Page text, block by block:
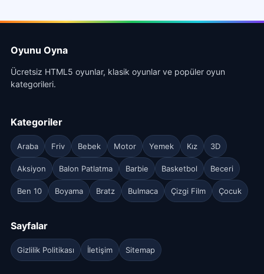
Oyunu Oyna
Ücretsiz HTML5 oyunlar, klasik oyunlar ve popüler oyun
kategorileri.
Kategoriler
Araba Friv Bebek Motor Yemek Kız 3D
Aksiyon Balon Patlatma Barbie Basketbol Beceri
Ben 10 Boyama Bratz Bulmaca Çizgi Film Çocuk
Sayfalar
Gizlilik Politikası İletişim Sitemap